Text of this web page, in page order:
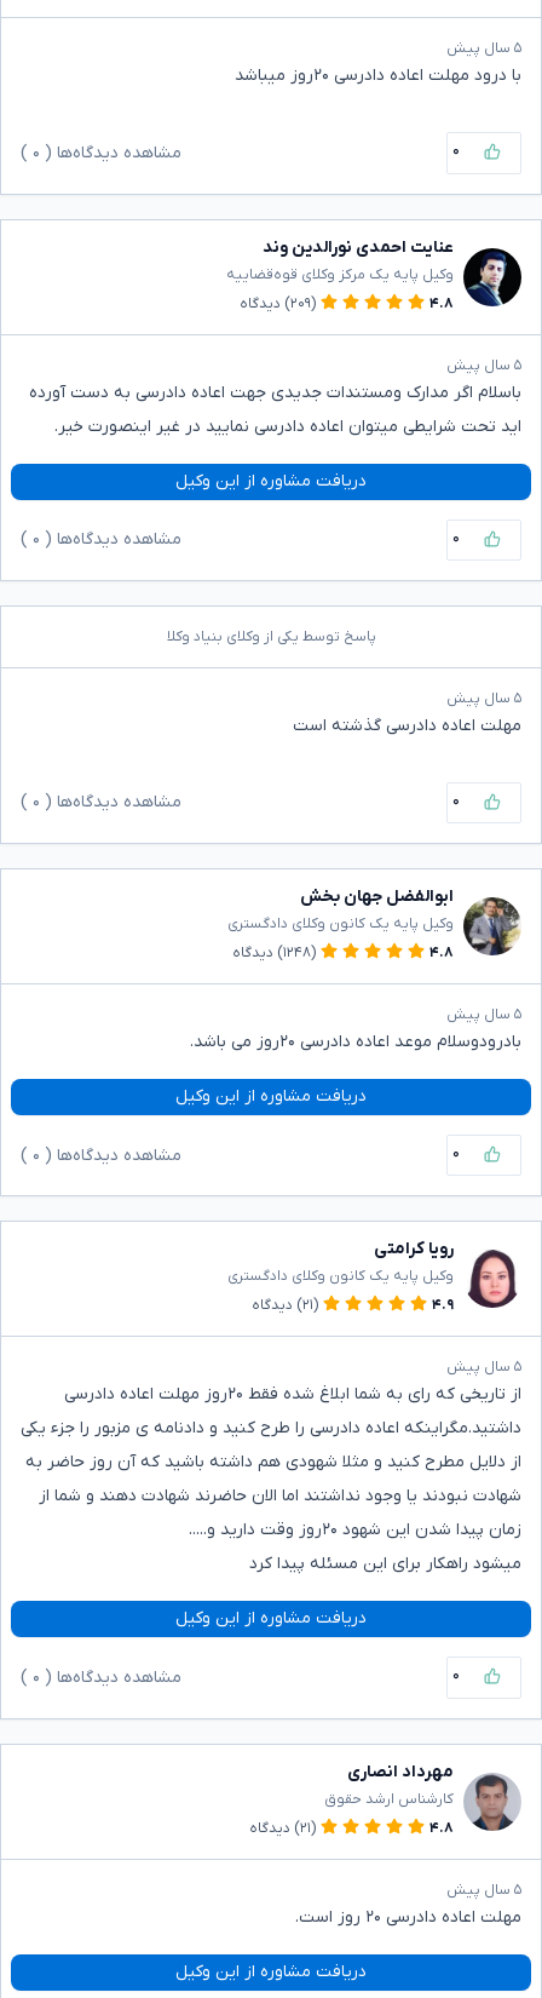
۵ سال پیش
با درود مهلت اعاده دادرسی ۲۰روز میباشد
۰ مشاهده دیدگاه‌ها ( ۰
عنایت احمدی نورالدین وند
وکیل پایه یک مرکز وکلای قوه‌قضاییه
۴.۸
(۲۰۹) دیدگاه
۵ سال پیش
باسلام اگر مدارک ومستندات جدیدی جهت اعاده دادرسی به دست آورده
اید تحت شرایطی میتوان اعاده دادرسی نمایید در غیر اینصورت خیر.
دریافت مشاوره از این وکیل
۰ مشاهده دیدگاه‌ها ( ۰
پاسخ توسط یکی از وکلای بنیاد وکلا
۵ سال پیش
مهلت اعاده دادرسی گذشته است
۰ مشاهده دیدگاه‌ها ( ۰
ابوالفضل جهان بخش
وکیل پایه یک کانون وکلای دادگستری
۴.۸
(۱۲۴۸) دیدگاه
۵ سال پیش
بادرودوسلام موعد اعاده دادرسی ۲۰روز می باشد.
دریافت مشاوره از این وکیل
۰ مشاهده دیدگاه‌ها ( ۰
رویا کرامتی
وکیل پایه یک کانون وکلای دادگستری
۴.۹
(۲۱) دیدگاه
۵ سال پیش
از تاریخی که رای به شما ابلاغ شده فقط ۲۰روز مهلت اعاده دادرسی
داشتید.مگراینکه اعاده دادرسی را طرح کنید و دادنامه ی مزبور را جزء یکی
از دلایل مطرح کنید و مثلا شهودی هم داشته باشید که آن روز حاضر به
شهادت نبودند یا وجود نداشتند اما الان حاضرند شهادت دهند و شما از
زمان پیدا شدن این شهود ۲۰روز وقت دارید و.....
میشود راهکار برای این مسئله پیدا کرد
دریافت مشاوره از این وکیل
۰ مشاهده دیدگاه‌ها ( ۰
مهرداد انصاری
کارشناس ارشد حقوق
۴.۸
(۲۱) دیدگاه
۵ سال پیش
مهلت اعاده دادرسی ۲۰ روز است.
دریافت مشاوره از این وکیل